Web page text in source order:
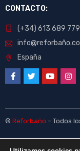
CONTACTO:
(+34) 613 689 779
España
© Reforbaño – Todos